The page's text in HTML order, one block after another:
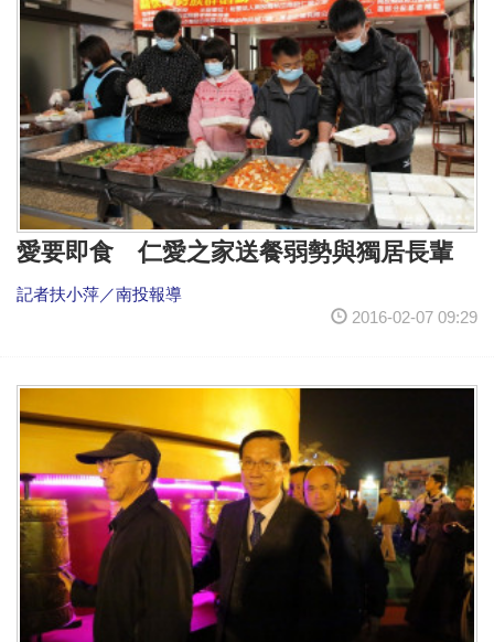
愛要即食 仁愛之家送餐弱勢與獨居長輩
記者扶小萍／南投報導
2016-02-07 09:29